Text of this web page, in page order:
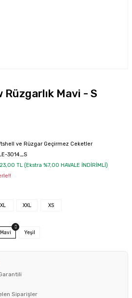
Mavi - S
ve Rüzgar Geçirmez Ceketler
3014_S
TL (Ekstra %7,00 HAVALE İNDİRİMLİ)
XL XXL XS
Mavi Yeşil
Siparişler